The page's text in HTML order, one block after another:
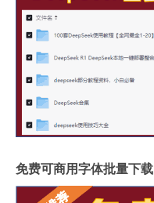
免费可商用字体批量下载